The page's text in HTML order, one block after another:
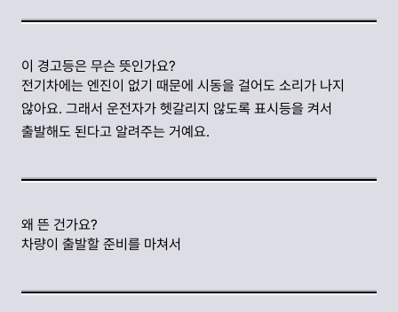
이 경고등은 무슨 뜻인가요?
전기차에는 엔진이 없기 때문에 시동을 걸어도 소리가 나지
않아요. 그래서 운전자가 헷갈리지 않도록 표시등을 켜서
출발해도 된다고 알려주는 거예요.
왜 뜬 건가요?
차량이 출발할 준비를 마쳐서